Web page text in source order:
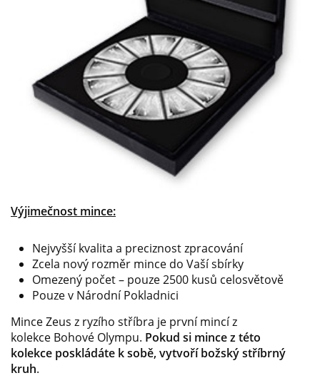
Výjimečnost mince:
Nejvyšší kvalita a preciznost zpracování
Zcela nový rozměr mince do Vaší sbírky
Omezený počet – pouze 2500 kusů celosvětově
Pouze v Národní Pokladnici
Mince Zeus z ryzího stříbra je první mincí z
kolekce Bohové Olympu. Pokud si mince z této
kolekce poskládáte k sobě, vytvoří božský stříbrný
kruh.